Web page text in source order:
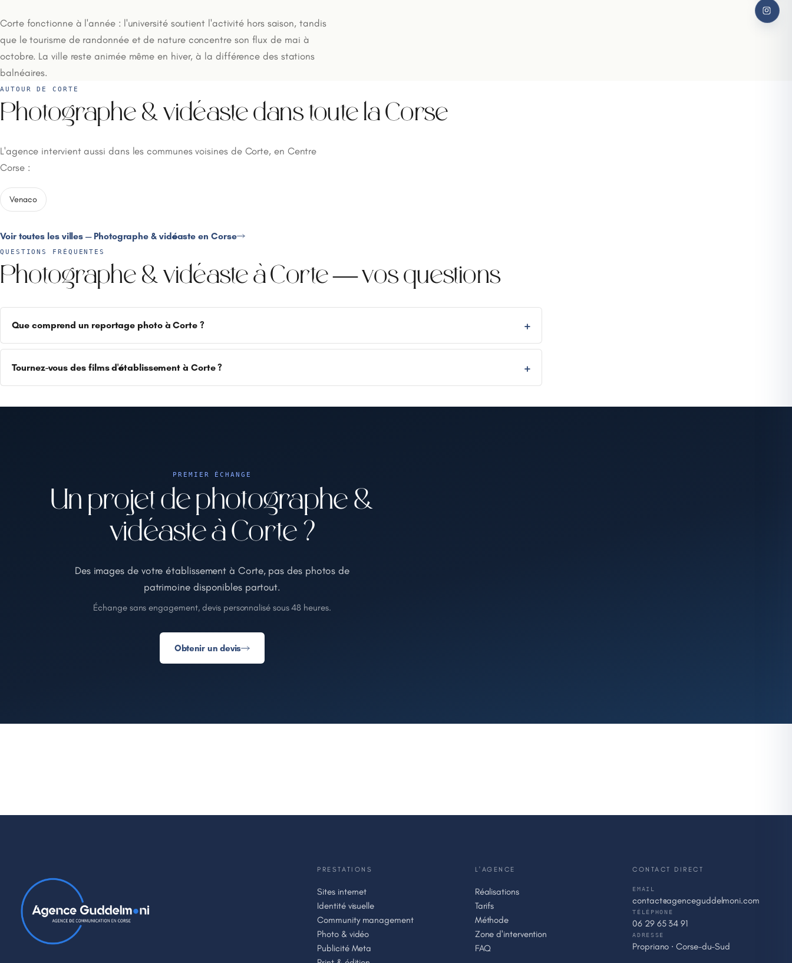
Corte fonctionne à l'année : l'université soutient l'activité hors saison, tandis
que le tourisme de randonnée et de nature concentre son flux de mai à
octobre. La ville reste animée même en hiver, à la différence des stations
balnéaires.
AUTOUR DE CORTE
Photographe & vidéaste dans toute la Corse
L'agence intervient aussi dans les communes voisines de Corte, en Centre
Corse :
Venaco
Voir toutes les villes — Photographe & vidéaste en Corse
QUESTIONS FRÉQUENTES
Photographe & vidéaste à Corte — vos questions
Que comprend un reportage photo à Corte ?
Tournez-vous des films d'établissement à Corte ?
PREMIER ÉCHANGE
Un projet de photographe &
vidéaste à Corte ?
Des images de votre établissement à Corte, pas des photos de
patrimoine disponibles partout.
Échange sans engagement, devis personnalisé sous 48 heures.
Obtenir un devis
PRESTATIONS
Sites internet
Identité visuelle
Community management
Photo & vidéo
Publicité Meta
L'AGENCE
Réalisations
Tarifs
Méthode
Zone d'intervention
FAQ
CONTACT DIRECT
EMAIL
contact@agenceguddelmoni.com
TÉLÉPHONE
06 29 65 34 91
ADRESSE
Propriano · Corse-du-Sud